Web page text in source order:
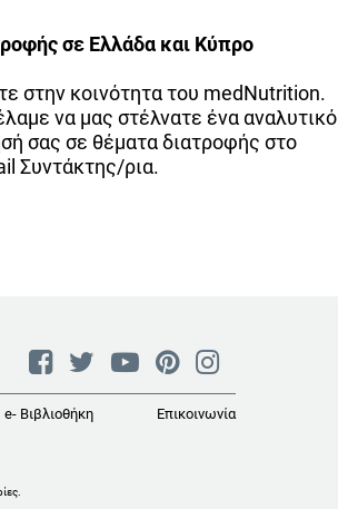
σε Ελλάδα και Κύπρο
στην κοινότητα του medNutrition.
να μας στέλνατε ένα αναλυτικό
σας σε θέματα διατροφής στο
Συντάκτης/ρια.
e- Βιβλιοθήκη Επικοινωνία